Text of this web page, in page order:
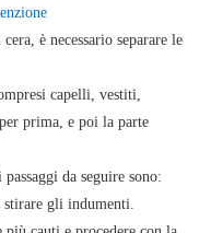
è necessario separare le
capelli, vestiti,
prima, e poi la parte
da seguire sono:
gli indumenti.